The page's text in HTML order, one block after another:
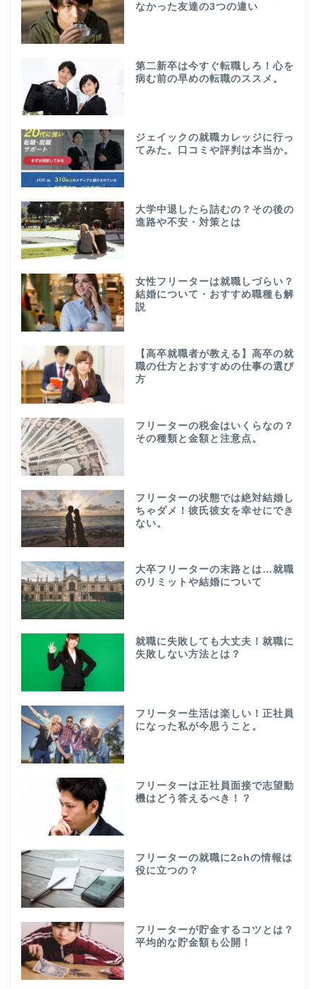
なかった友達の3つの違い
第二新卒は今すぐ転職しろ！心を
病む前の早めの転職のススメ。
ジェイックの就職カレッジに行っ
てみた。口コミや評判は本当か。
大学中退したら詰むの？その後の
進路や不安・対策とは
女性フリーターは就職しづらい？
結婚について・おすすめ職種も解
説
【高卒就職者が教える】高卒の就
職の仕方とおすすめの仕事の選び
方
フリーターの税金はいくらなの？
その種類と金額と注意点。
フリーターの状態では絶対結婚し
ちゃダメ！彼氏彼女を幸せにでき
ない。
大卒フリーターの末路とは…就職
のリミットや結婚について
就職に失敗しても大丈夫！就職に
失敗しない方法とは？
フリーター生活は楽しい！正社員
になった私が今思うこと。
フリーターは正社員面接で志望動
機はどう答えるべき！？
フリーターの就職に2chの情報は
役に立つの？
フリーターが貯金するコツとは？
平均的な貯金額も公開！